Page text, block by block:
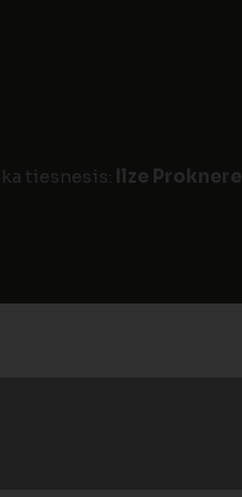
tiesnesis: Ilze Proknere